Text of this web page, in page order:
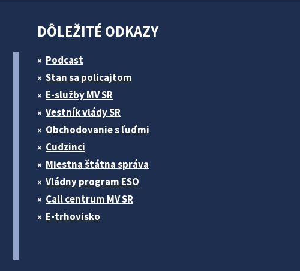
DÔLEŽITÉ ODKAZY
Podcast
Stan sa policajtom
E-služby MV SR
Vestník vlády SR
Obchodovanie s ľuďmi
Cudzinci
Miestna štátna správa
Vládny program ESO
Call centrum MV SR
E-trhovisko